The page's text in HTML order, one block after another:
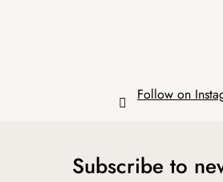
Follow on
Subscribe to